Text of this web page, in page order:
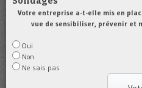
Votre entreprise a-t-elle mis en
vue de sensibiliser, prévenir et
Oui
Non
Ne sais pas